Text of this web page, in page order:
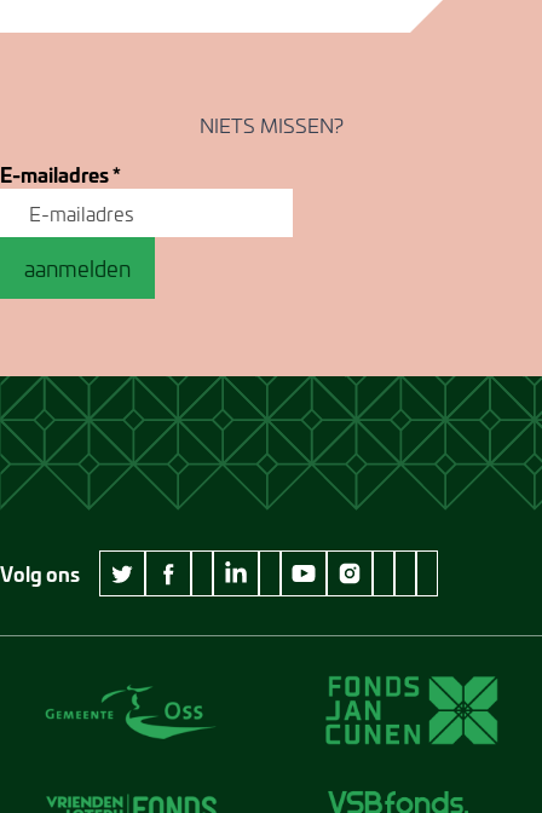
NIETS MISSEN?
E-mailadres*
aanmelden
Volg ons
twitter Museum Jan Cunen
facebook Museum Jan Cunen
wikipedia Museum Jan Cunen
linkedin Museum Jan Cunen
googleplus Museum Jan Cunen
youtube Museum Jan Cunen
instagram Museum